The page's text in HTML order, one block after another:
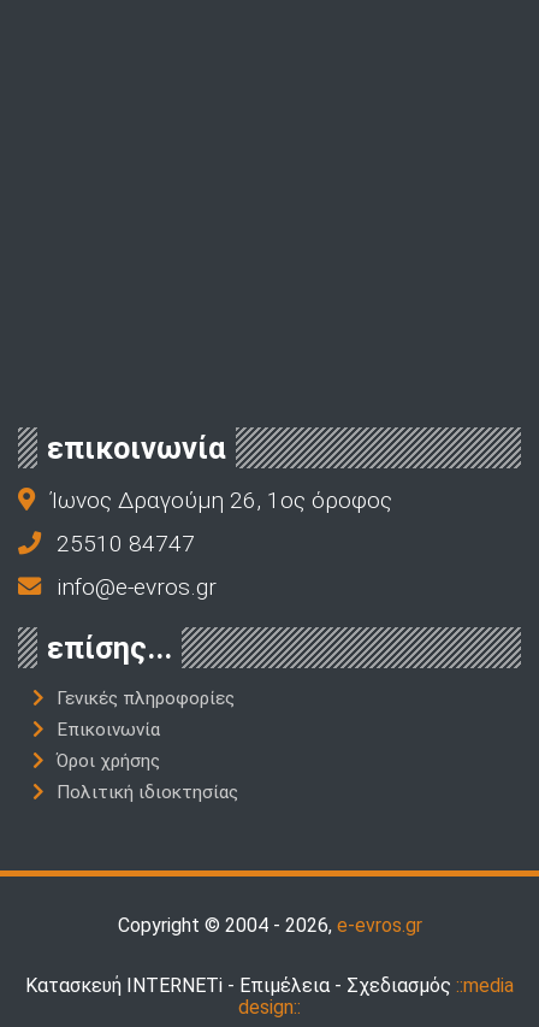
επικοινωνία
Ίωνος Δραγούμη 26, 1ος όροφος
25510 84747
info@e-evros.gr
επίσης...
Γενικές πληροφορίες
Επικοινωνία
Όροι χρήσης
Πολιτική ιδιοκτησίας
Copyright © 2004 - 2026, e-evros.gr
Κατασκευή INTERNETi - Επιμέλεια - Σχεδιασμός ::media
design::